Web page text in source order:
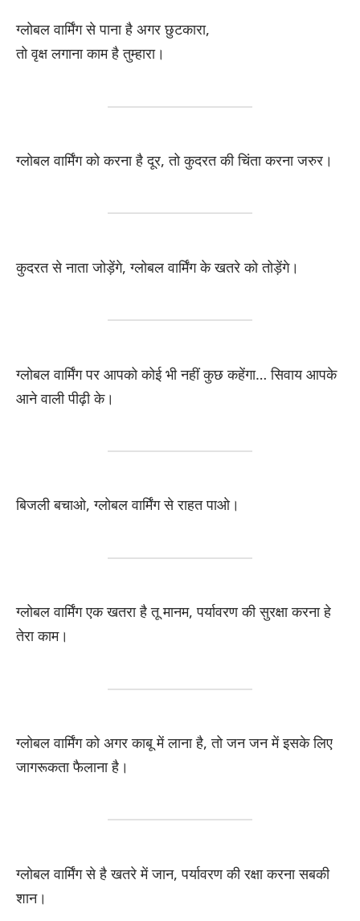
ग्लोबल वार्मिंग से पाना है अगर छुटकारा,
तो वृक्ष लगाना काम है तुम्हारा।
ग्लोबल वार्मिंग को करना है दूर, तो कुदरत की चिंता करना जरुर।
कुदरत से नाता जोड़ेंगे, ग्लोबल वार्मिंग के खतरे को तोड़ेंगे।
ग्लोबल वार्मिंग पर आपको कोई भी नहीं कुछ कहेंगा… सिवाय आपके
आने वाली पीढ़ी के।
बिजली बचाओ, ग्लोबल वार्मिंग से राहत पाओ।
ग्लोबल वार्मिंग एक खतरा है तू मानम, पर्यावरण की सुरक्षा करना हे
तेरा काम।
ग्लोबल वार्मिंग को अगर काबू में लाना है, तो जन जन में इसके लिए
जागरूकता फैलाना है।
ग्लोबल वार्मिंग से है खतरे में जान, पर्यावरण की रक्षा करना सबकी
शान।